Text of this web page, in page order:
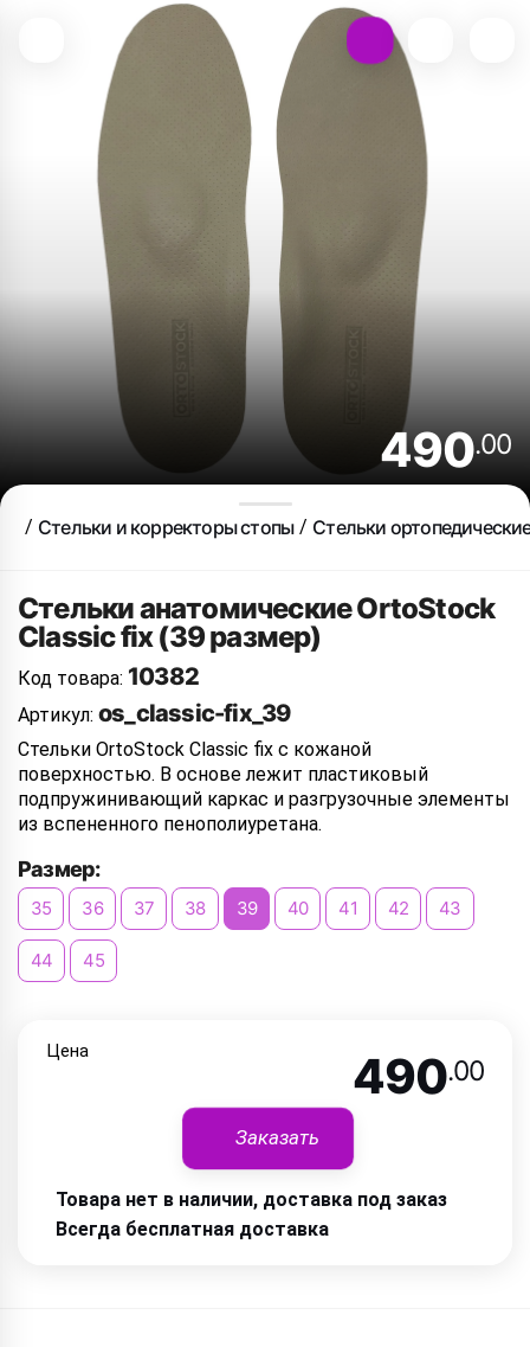
490.00
Стельки и корректоры стопы Стельки
Стельки анатомические OrtoStock
Classic fix (39 размер)
Код товара: 10382
Артикул: os_classic-fix_39
Стельки OrtoStock Classic fix с кожаной
поверхностью. В основе лежит пластиковый
подпружинивающий каркас и разгрузочные элементы
из вспененного пенополиуретана.
Размер:
35 36 37 38 39 40 41 42 43
44 45
Цена 490.00
Заказать
Товара нет в наличии, доставка под заказ
Всегда бесплатная доставка